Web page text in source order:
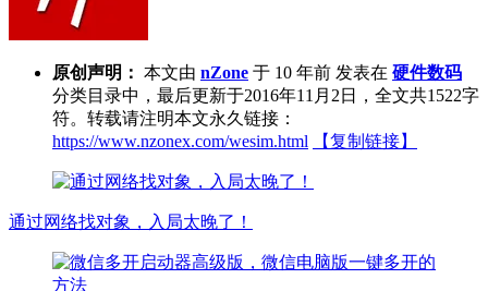
原创声明： 本文由 nZone 于 10 年前 发表在 硬件数码
分类目录中，最后更新于2016年11月2日，全文共1522字
符。转载请注明本文永久链接：
https://www.nzonex.com/wesim.html
【复制链接】
通过网络找对象，入局太晚了！